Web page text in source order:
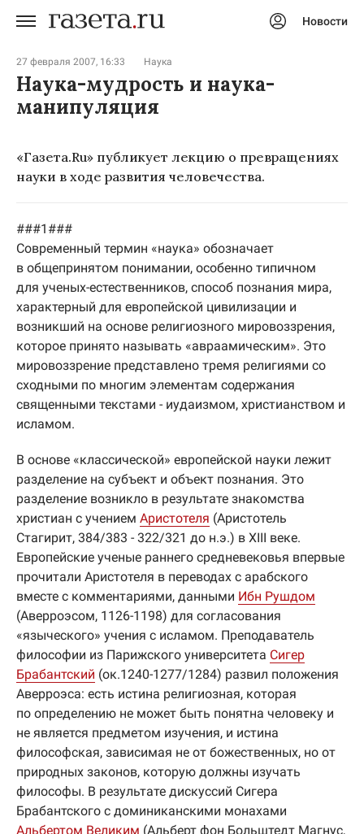
Новости
27 февраля 2007, 16:33 Наука
Наука-мудрость и наука-
манипуляция
«Газета.Ru» публикует лекцию о превращениях
науки в ходе развития человечества.
###1###
Современный термин «наука» обозначает
в общепринятом понимании, особенно типичном
для ученых-естественников, способ познания мира,
характерный для европейской цивилизации и
возникший на основе религиозного мировоззрения,
которое принято называть «авраамическим». Это
мировоззрение представлено тремя религиями со
сходными по многим элементам содержания
священными текстами - иудаизмом, христианством и
исламом.
В основе «классической» европейской науки лежит
разделение на субъект и объект познания. Это
разделение возникло в результате знакомства
христиан с учением Аристотеля (Аристотель
Стагирит, 384/383 - 322/321 до н.э.) в XIII веке.
Европейские ученые раннего средневековья впервые
прочитали Аристотеля в переводах с арабского
вместе с комментариями, данными Ибн Рушдом
(Аверроэсом, 1126-1198) для согласования
«языческого» учения с исламом. Преподаватель
философии из Парижского университета Сигер
Брабантский (ок.1240-1277/1284) развил положения
Аверроэса: есть истина религиозная, которая
по определению не может быть понятна человеку и
не является предметом изучения, и истина
философская, зависимая не от божественных, но от
природных законов, которую должны изучать
философы. В результате дискуссий Сигера
Брабантского с доминиканскими монахами
Альбертом Великим (Альберт фон Больштедт Магнус,